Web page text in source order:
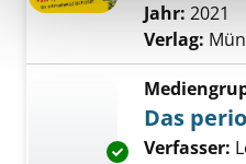
Jahr: 2021
Verlag:
Exemplar-
Das
Verfasser: